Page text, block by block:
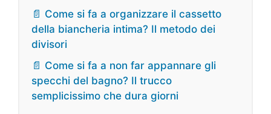
📄 Come si fa a organizzare il cassetto
della biancheria intima? Il metodo dei
divisori
📄 Come si fa a non far appannare gli
specchi del bagno? Il trucco
semplicissimo che dura giorni